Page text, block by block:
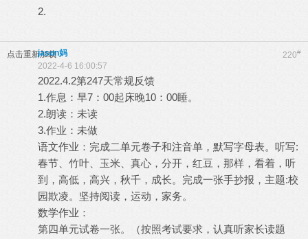
2.
点击重新加载 220#
jason妈
2022-4-6 16:00:57
2022.4.2第247天常规反馈
1.作息：早7：00起床晚10：00睡。
2.朗读：未读
3.作业：未做
语文作业：完成二单元卷子和注音单，默写字母表。听写:
春节、竹叶、玉米、真心，分开，红豆，那样，看着，听
到，高低，高兴，秋千，成长。完成一张手抄报，主题:校
园欺凌。坚持阅读，运动，家务。
数学作业：
第四单元试卷一张。（按照考试要求，认真听家长读题